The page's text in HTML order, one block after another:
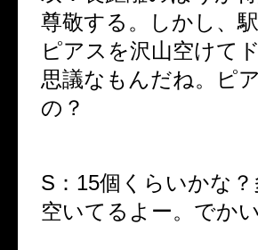
尊敬する。しかし、
ピアスを沢山空けて
思議なもんだね。ピ
の？
S：15個くらいかな
空いてるよー。でか